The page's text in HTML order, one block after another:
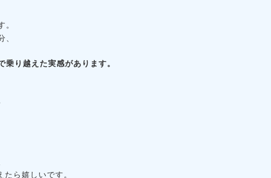
、
乗り越えた実感があります。
ら嬉しいです。